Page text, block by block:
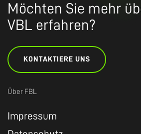
Möchten Sie mehr
VBL erfahren?
KONTAKTIERE UNS
Über FBL
Impressum